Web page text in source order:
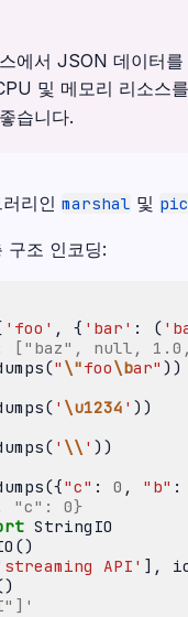
에서 JSON 데이터
및 메모리 리소스
습니다.
리인 marshal 및
구조 인코딩:
'foo' , { 'bar' : (
["baz", null,
(" \"foo\bar" ))
( ' \u1234 ' ))
( ' \\ ' ))
({"c" : 0 , "b" :
"c": 0}
StringIO
()
API' ],